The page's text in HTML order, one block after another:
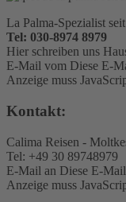
La Palma-Spezialist
Tel: 030-8974 8979
Hier schreiben uns
E-Mail vom Diese E-
Anzeige muss
Kontakt:
Calima Reisen -
Tel: +49 30 89748979
E-Mail an Diese E-
Anzeige muss